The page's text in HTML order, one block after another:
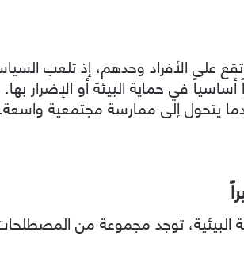
على الأفراد وحدهم، إذ تلعب
في حماية البيئة أو الإضرار
يتحول إلى ممارسة مجتمعية واسعة.
البيئية، توجد مجموعة من